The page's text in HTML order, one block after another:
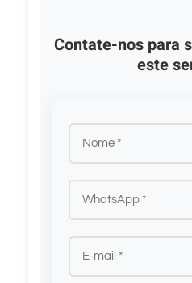
Contate-nos para
este